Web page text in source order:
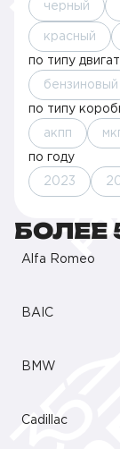
черный
красный
по типу
бензиновый
по типу
акпп
по году
2023
БОЛЕЕ
Alfa Romeo
BAIC
BMW
Cadillac